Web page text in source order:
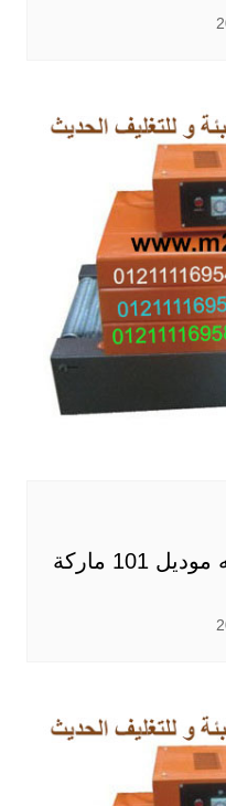
الة تغليف علب شوكولاته موديل 101 ماركة